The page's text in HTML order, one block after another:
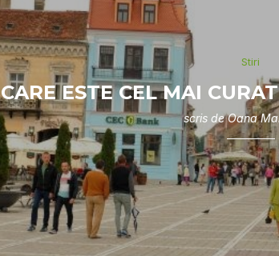
Stiri
CARE ESTE CEL MAI
scris deOana